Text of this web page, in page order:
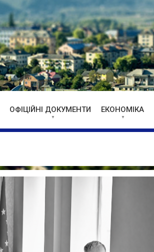
ОФІЦІЙНІ ДОКУМЕНТИ ЕКОНОМІКА